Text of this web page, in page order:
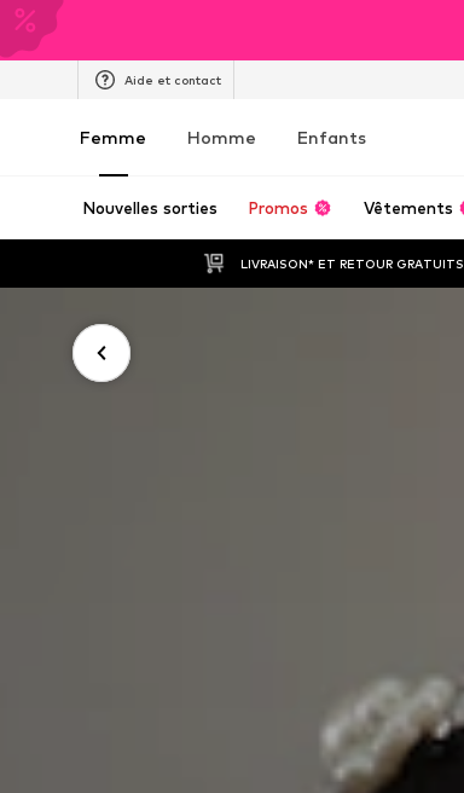
Aide et contact
Femme Homme Enfants
Nouvelles sorties Promos Vêtements
LIVRAISON* ET RETOUR GRATUITS